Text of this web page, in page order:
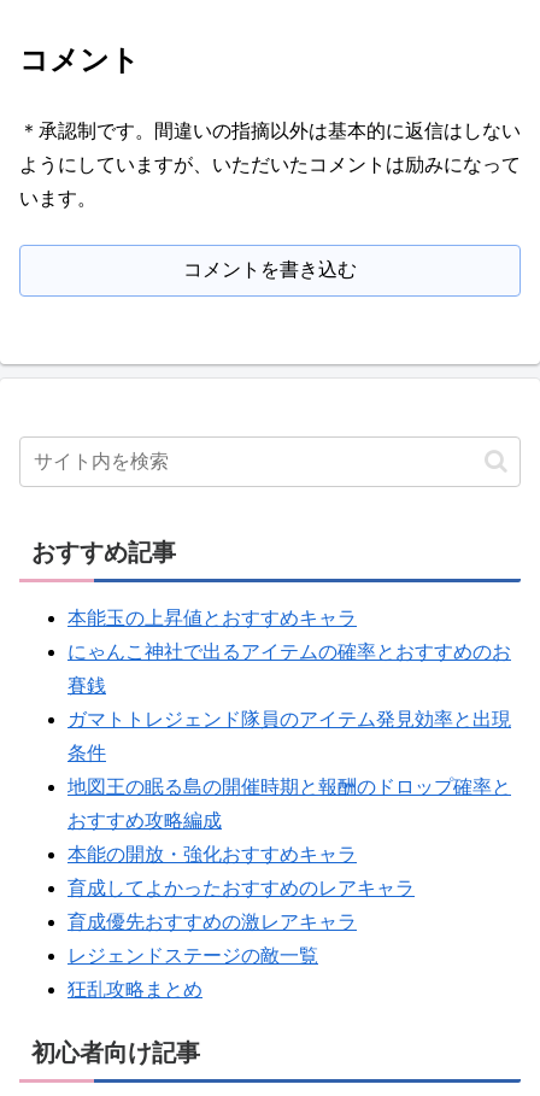
コメント
＊承認制です。間違いの指摘以外は基本的に返信はしない
ようにしていますが、いただいたコメントは励みになって
います。
コメントを書き込む
おすすめ記事
本能玉の上昇値とおすすめキャラ
にゃんこ神社で出るアイテムの確率とおすすめのお
賽銭
ガマトトレジェンド隊員のアイテム発見効率と出現
条件
地図王の眠る島の開催時期と報酬のドロップ確率と
おすすめ攻略編成
本能の開放・強化おすすめキャラ
育成してよかったおすすめのレアキャラ
育成優先おすすめの激レアキャラ
レジェンドステージの敵一覧
狂乱攻略まとめ
初心者向け記事